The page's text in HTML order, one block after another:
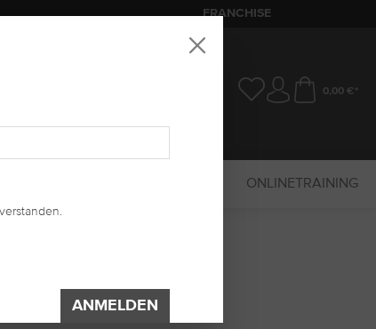
FRANCHISE
0,00 €*
ONLINETRAINING
ANMELDEN